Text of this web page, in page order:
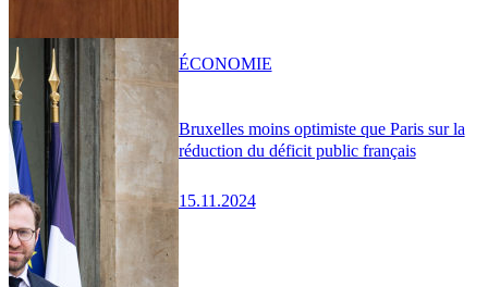
Bruxelles moins optimiste que Paris sur la
réduction du déficit public français
15.11.2024
ÉCONOMIE